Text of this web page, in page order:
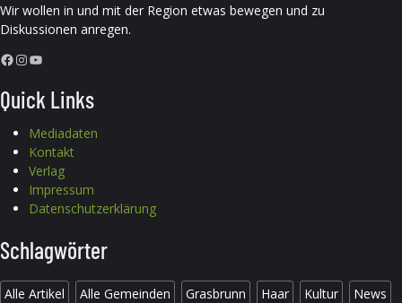
Wir wollen in und mit der Region etwas bewegen und zu
Diskussionen anregen.
Facebook InstagramYouTube
Quick Links
Mediadaten
Kontakt
Verlag
Impressum
Datenschutzerklärung
Schlagwörter
Alle Artikel Alle Gemeinden Grasbrunn Haar Kultur News